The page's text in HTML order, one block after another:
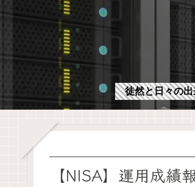
徒然と日々の
【NISA】運用成